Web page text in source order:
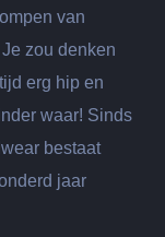
van
zou denken
erg hip en
waar! Sinds
bestaat
jaar